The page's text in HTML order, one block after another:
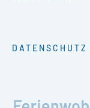
DATENSCHUTZ